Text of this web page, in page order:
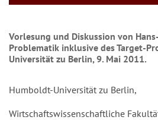
Vorlesung und Diskussion von
Problematik inklusive des Target-
Universität zu Berlin, 9. Mai 2011.
Humboldt-Universität zu Berlin,
Wirtschaftswissenschaftliche